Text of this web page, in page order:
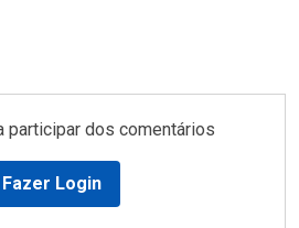
participar dos comentários
Fazer Login